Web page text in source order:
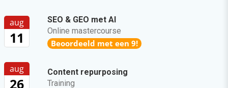
aug
11
SEO & GEO met AI
Online mastercourse
Beoordeeld met een 9!
aug
26
Content repurposing
Training